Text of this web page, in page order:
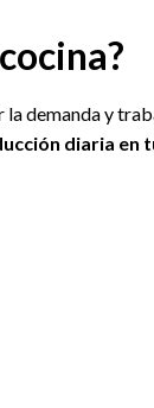
la demanda y
diaria en